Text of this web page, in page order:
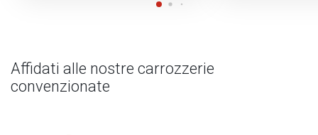
Affidati alle nostre carrozzerie
convenzionate